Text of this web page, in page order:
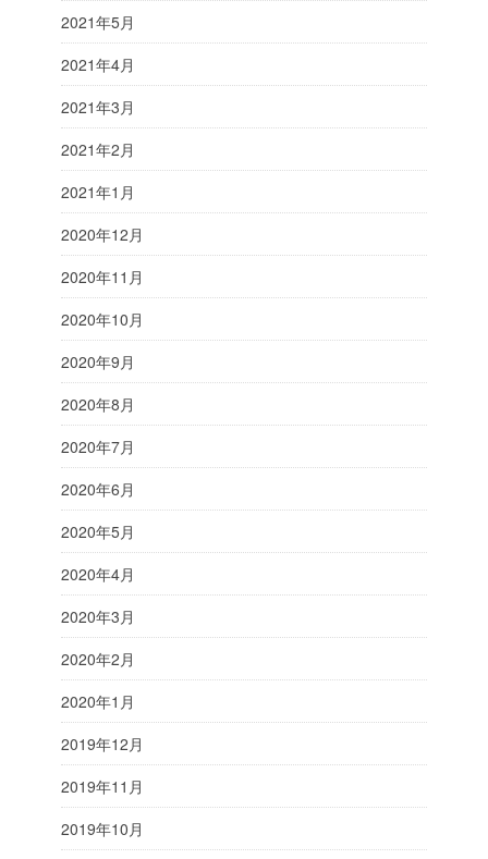
2021年5月
2021年4月
2021年3月
2021年2月
2021年1月
2020年12月
2020年11月
2020年10月
2020年9月
2020年8月
2020年7月
2020年6月
2020年5月
2020年4月
2020年3月
2020年2月
2020年1月
2019年12月
2019年11月
2019年10月